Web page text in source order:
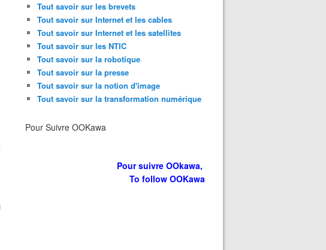
Tout savoir sur les brevets
Tout savoir sur Internet et les cables
Tout savoir sur Internet et les satellites
Tout savoir sur les NTIC
Tout savoir sur la robotique
Tout savoir sur la presse
Tout savoir sur la notion d'image
Tout savoir sur la transformation numérique
Pour Suivre OOKawa
Pour suivre OOkawa,
To follow OOKawa